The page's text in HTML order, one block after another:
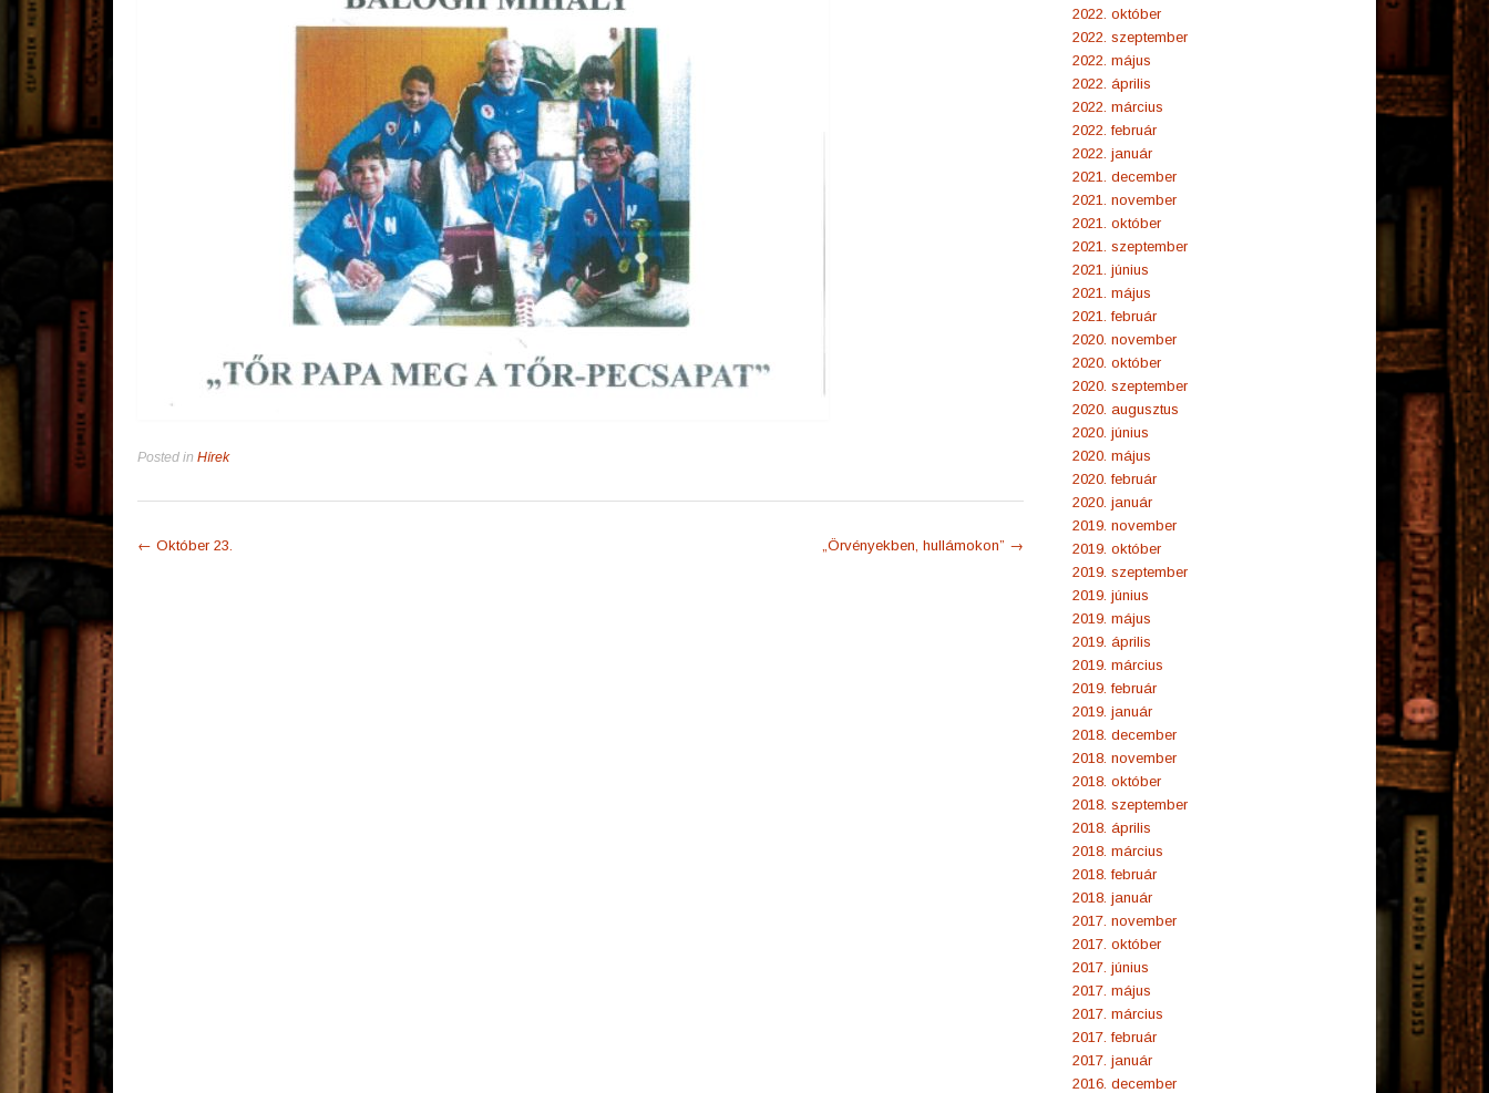
Posted in Hírek
Post
← Október 23. „Örvényekben, hullámokon” →
2022. október
2022. szeptember
2022. május
2022. április
2022. március
2022. február
2022. január
2021. december
2021. november
2021. október
2021. szeptember
2021. június
2021. május
2021. február
2020. november
2020. október
2020. szeptember
2020. augusztus
2020. június
2020. május
2020. február
2020. január
2019. november
2019. október
2019. szeptember
2019. június
2019. május
2019. április
2019. március
2019. február
2019. január
2018. december
2018. november
2018. október
2018. szeptember
2018. április
2018. március
2018. február
2018. január
2017. november
2017. október
2017. június
2017. május
2017. március
2017. február
2017. január
2016. december